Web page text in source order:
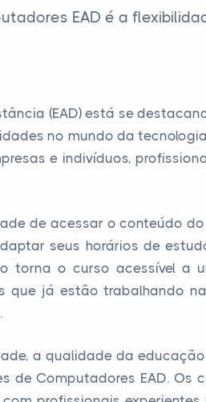
EAD é a
(EAD) está se
no mundo da
e indivíduos,
de acessar o conteúdo
seus horários de
torna o curso acessível a
que já estão trabalhando
a qualidade da
de Computadores EAD. Os